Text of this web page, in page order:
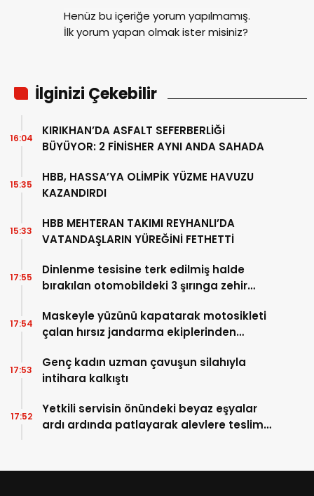
Henüz bu içeriğe yorum yapılmamış.
İlk yorum yapan olmak ister misiniz?
İlginizi Çekebilir
KIRIKHAN’DA ASFALT SEFERBERLİĞİ
BÜYÜYOR: 2 FİNİSHER AYNI ANDA SAHADA
16:04
HBB, HASSA’YA OLİMPİK YÜZME HAVUZU
KAZANDIRDI
15:35
HBB MEHTERAN TAKIMI REYHANLI’DA
VATANDAŞLARIN YÜREĞİNİ FETHETTİ
15:33
Dinlenme tesisine terk edilmiş halde
bırakılan otomobildeki 3 şırınga zehir
17:55
Maskeyle yüzünü kapatarak motosikleti
çalan hırsız jandarma ekiplerinden
17:54
Genç kadın uzman çavuşun silahıyla
intihara kalkıştı
17:53
Yetkili servisin önündeki beyaz eşyalar
ardı ardında patlayarak alevlere teslim
17:52